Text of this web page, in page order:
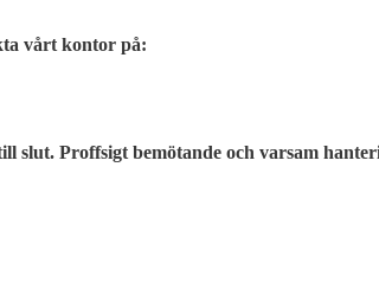
vårt kontor på:
slut. Proffsigt bemötande och varsam